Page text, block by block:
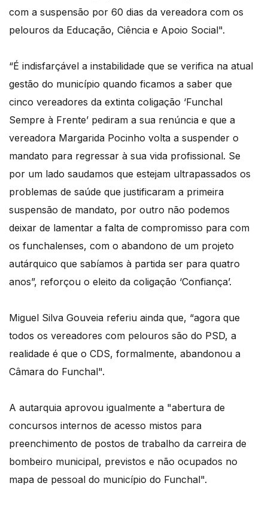
com a suspensão por 60 dias da vereadora com os
pelouros da Educação, Ciência e Apoio Social".
“É indisfarçável a instabilidade que se verifica na atual
gestão do município quando ficamos a saber que
cinco vereadores da extinta coligação ‘Funchal
Sempre à Frente’ pediram a sua renúncia e que a
vereadora Margarida Pocinho volta a suspender o
mandato para regressar à sua vida profissional. Se
por um lado saudamos que estejam ultrapassados os
problemas de saúde que justificaram a primeira
suspensão de mandato, por outro não podemos
deixar de lamentar a falta de compromisso para com
os funchalenses, com o abandono de um projeto
autárquico que sabíamos à partida ser para quatro
anos”, reforçou o eleito da coligação ‘Confiança’.
Miguel Silva Gouveia referiu ainda que, “agora que
todos os vereadores com pelouros são do PSD, a
realidade é que o CDS, formalmente, abandonou a
Câmara do Funchal".
A autarquia aprovou igualmente a "abertura de
concursos internos de acesso mistos para
preenchimento de postos de trabalho da carreira de
bombeiro municipal, previstos e não ocupados no
mapa de pessoal do município do Funchal".